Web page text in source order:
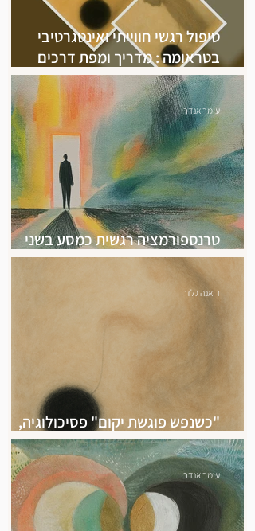
טיפול רגשי חווייתי ואינטגרטיבי
בטראומה : מדריך ומפת דרכים
למטפלים
טרנספורמציה רגשית כמסע בשני
חלקים - חלק א': הגעה לרגש
עומר אנדר
"כשנפש פוגשת יקום" פסיכולוגיה,
תודעה וקוסמולוגיה פנימית, מסע
דיאנה גלזר
עומר אנדר